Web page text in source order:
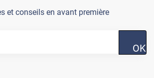
et conseils en avant première
OK